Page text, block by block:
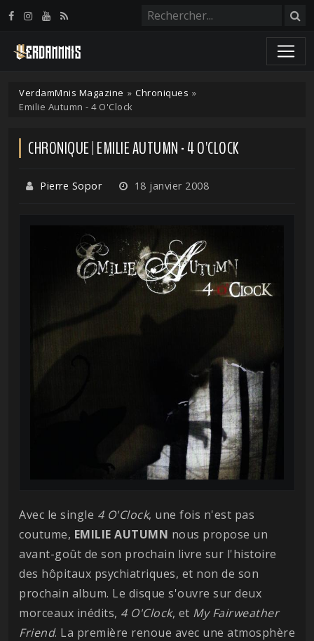
VerdamMnis Magazine » Chroniques »
Emilie Autumn - 4 O'Clock
CHRONIQUE | EMILIE AUTUMN - 4 O'CLOCK
Pierre Sopor 18 janvier 2008
Avec le single 4 O'Clock, une fois n'est pas
coutume, EMILIE AUTUMN nous propose un
avant-goût de son prochain livre sur l'histoire
des hôpitaux psychiatriques, et non de son
prochain album. Le disque s'ouvre sur deux
morceaux inédits, 4 O'Clock, et My Fairweather
Friend. La première renoue avec une atmosphère
Panneau de gestion des cookies